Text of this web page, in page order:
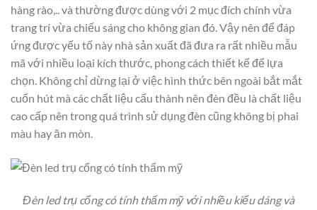
hàng rào,.. và thường được dùng với 2 mục đích chính vừa
trang trí vừa chiếu sáng cho không gian đó. Vậy nên để đáp
ứng được yếu tố này nhà sản xuất đã đưa ra rất nhiều mẫu
mã với nhiều loại kích thước, phong cách thiết kế để lựa
chọn. Không chỉ dừng lại ở việc hình thức bên ngoài bắt mắt
cuốn hút mà các chất liệu cấu thành nên đèn đều là chất liệu
cao cấp nên trong quá trình sử dụng đèn cũng không bị phai
màu hay ăn mòn.
Đèn led trụ cổng có tính thấm mỹ với nhiều kiểu dáng và